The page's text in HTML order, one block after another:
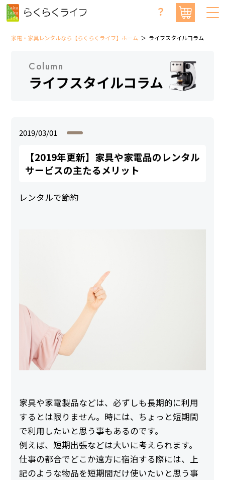
？
家電・家具レンタルなら【らくらくライフ】ホーム ライフスタイルコラム
Column
ライフスタイルコラム
2019/03/01
【2019年更新】家具や家電品のレンタル
サービスの主たるメリット
レンタルで節約
家具や家電製品などは、必ずしも長期的に利用
するとは限りません。時には、ちょっと短期間
で利用したいと思う事もあるのです。
例えば、短期出張などは大いに考えられます。
仕事の都合でどこか遠方に宿泊する際には、上
記のような物品を短期間だけ使いたいと思う事